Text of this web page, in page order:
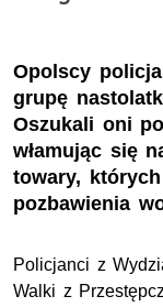
Opolscy
grupę
Oszukali oni
włamując się
towary,
pozbawienia
Policjanci z
Walki z